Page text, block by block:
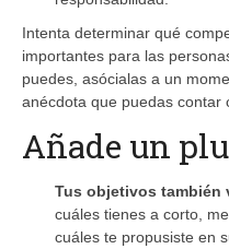
Intenta determinar qué
importantes para las
puedes, asócialas a un
anécdota que puedas contar
Añade un
Tus objetivos también
cuáles tienes a corto,
cuáles te propusiste en